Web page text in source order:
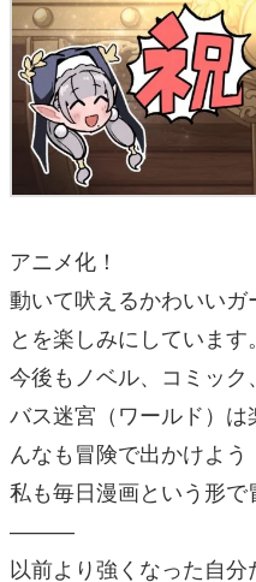
アニメ化！
動いて吠えるかわいいガ
とを楽しみにしています。
今後もノベル、コミッ
バス迷宮（ワールド）
んなも冒険で出かけよう
私も毎日漫画という形
―――
以前より強くなった自